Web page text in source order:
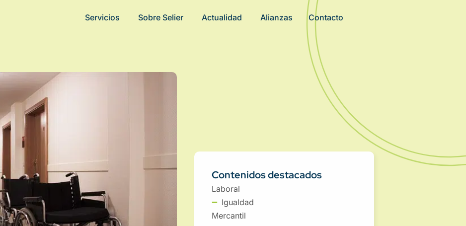
Servicios Sobre Selier Actualidad Alianzas Contacto
Contenidos destacados
Laboral
Igualdad
Mercantil